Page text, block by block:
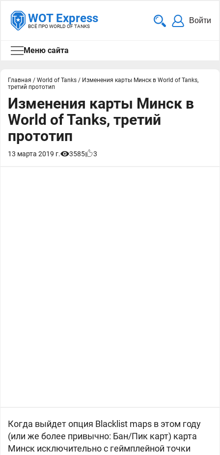
WOT Express
ВСЁ ПРО WORLD OF TANKS
Войти
Меню сайта
Главная / World of Tanks / Изменения карты Минск в World of Tanks,
третий прототип
Изменения карты Минск в
World of Tanks, третий
прототип
13 марта 2019 г. 3585 3
Когда выйдет опция Blacklist maps в этом году
(или же более привычно: Бан/Пик карт) карта
Минск исключительно с геймплейной точки